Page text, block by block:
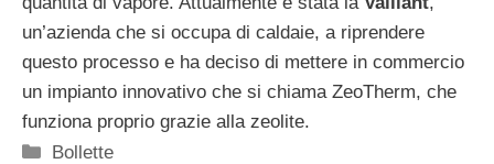
un’azienda che si occupa di caldaie, a riprendere
questo processo e ha deciso di mettere in commercio
un impianto innovativo che si chiama ZeoTherm, che
funziona proprio grazie alla zeolite.
Categorie
Bollette